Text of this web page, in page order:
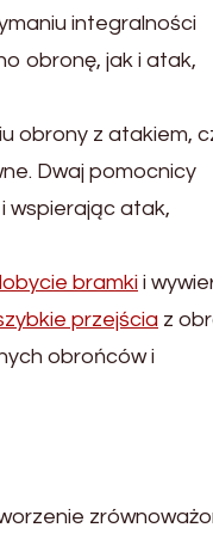
integralności
obronę, jak i atak,
obrony z atakiem,
Dwaj pomocnicy
wspierając atak,
bramki i
przejścia z
obrońców i